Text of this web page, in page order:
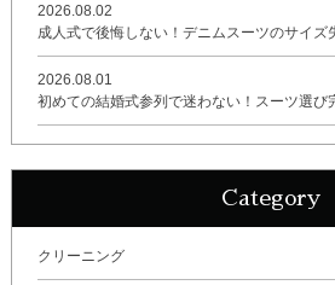
2026.08.02
成人式で後悔しない！デニムスーツのサイズ
2026.08.01
初めての結婚式参列で迷わない！スーツ選び
Category
クリーニング